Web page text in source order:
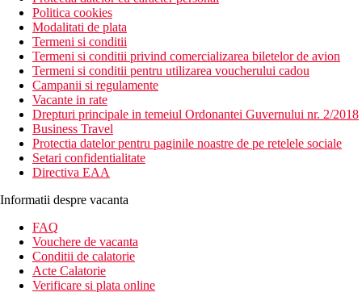
Politica cookies
Modalitati de plata
Termeni si conditii
Termeni si conditii privind comercializarea biletelor de avion
Termeni si conditii pentru utilizarea voucherului cadou
Campanii si regulamente
Vacante in rate
Drepturi principale in temeiul Ordonantei Guvernului nr. 2/2018
Business Travel
Protectia datelor pentru paginile noastre de pe retelele sociale
Setari confidentialitate
Directiva EAA
Informatii despre vacanta
FAQ
Vouchere de vacanta
Conditii de calatorie
Acte Calatorie
Verificare si plata online